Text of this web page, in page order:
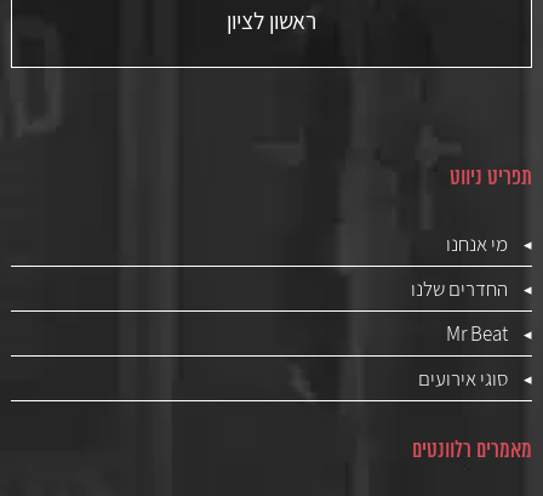
ראשון לציון
תפריט ניווט
מי אנחנו
החדרים שלנו
Mr Beat
סוגי אירועים
מאמרים רלוונטים